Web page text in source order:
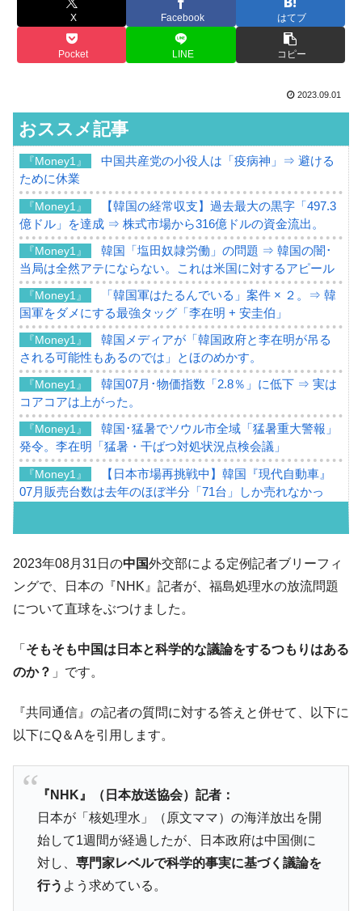
X Facebook はてブ
Pocket LINE コピー
2023.09.01
おススメ記事
『Money1』
中国共産党の小役人は「疫病神」⇒ 避ける
ために休業
『Money1』
【韓国の経常収支】過去最大の黒字「497.3
億ドル」を達成 ⇒ 株式市場から316億ドルの資金流出。
『Money1』
韓国「塩田奴隷労働」の問題 ⇒ 韓国の闇･
当局は全然アテにならない。これは米国に対するアピール
『Money1』
「韓国軍はたるんでいる」案件 × ２。⇒ 韓
国軍をダメにする最強タッグ「李在明 + 安圭伯」
『Money1』
韓国メディアが「韓国政府と李在明が吊る
される可能性もあるのでは」とほのめかす。
『Money1』
韓国07月･物価指数「2.8％」に低下 ⇒ 実は
コアコアは上がった。
『Money1』
韓国･猛暑でソウル市全域「猛暑重大警報」
発令。李在明「猛暑・干ばつ対処状況点検会議」
『Money1』
【日本市場再挑戦中】韓国『現代自動車』
07月販売台数は去年のほぼ半分「71台」しか売れなかっ
『Money1』
韓国「信用赦免を何回やっても、何回やっ
ても」⇒ 257万人赦免したのに60万人がまた延滞者に転
落！
兵器「K10」が改良に乗り出す。
『Money1』
韓国「2026年07月の輸出入」絶好調。半導
体だけで410億ドル、輸出全体の41％もある
や、若者に起業させよう」⇒ どんな雇用対策だソレ。
『Money1』
【韓国の外貨準備】2026年07月は4,279億ド
『Money1』
ーにウソのデータを入力したのは明白だ」
『Money1』
韓国･李在明さっそく不動産対策で浅薄な発
言。
『Money1』
韓国は「中国と同じく」投資に不適格な国
だ。
2023年08月31日の中国外交部による定例記者ブリーフィ
ングで、日本の『NHK』記者が、福島処理水の放流問題
について直球をぶつけました。
「 そもそも中国は日本と科学的な議論をするつもりはある
のか？ 」です。
『共同通信』の記者の質問に対する答えと併せて、以下に
以下にQ＆Aを引用します。
『NHK』（日本放送協会）記者：
日本が「核処理水」（原文ママ）の海洋放出を開
始して1週間が経過したが、日本政府は中国側に
対し、 専門家レベルで科学的事実に基づく議論を
行う よう求めている。